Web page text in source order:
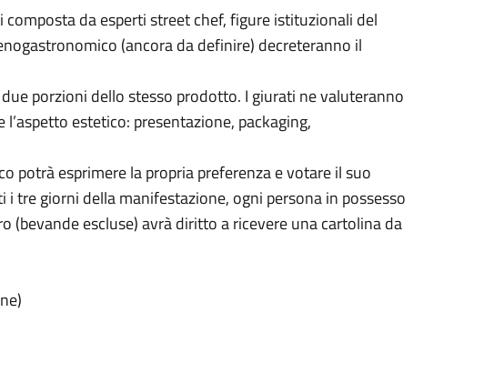
da esperti street chef, figure istituzionali del
(ancora da definire) decreteranno il
porzioni dello stesso prodotto. I giurati ne valuteranno
estetico: presentazione, packaging,
potrà esprimere la propria preferenza e votare il suo
tre giorni della manifestazione, ogni persona in possesso
(bevande escluse) avrà diritto a ricevere una cartolina da